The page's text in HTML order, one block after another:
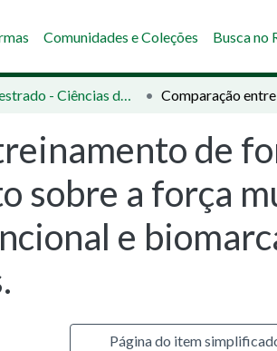
Comunidades e Coleções Busca no
02 - Mestrado - Ciências da Saúde
de
sobre a força
e
Página do item